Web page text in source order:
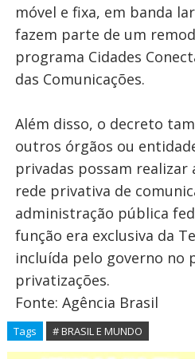
móvel e fixa, em banda
fazem parte de um
programa Cidades
das Comunicações.
Além disso, o decreto
outros órgãos ou
privadas possam realizar
rede privativa de
administração pública
função era exclusiva da
incluída pelo governo no
privatizações.
Fonte: Agência Brasil
Tags # BRASIL E MUNDO